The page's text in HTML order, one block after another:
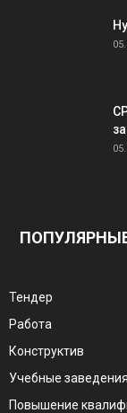
Тендер
Работа
Конструктив
Учебные заведения
Повышение